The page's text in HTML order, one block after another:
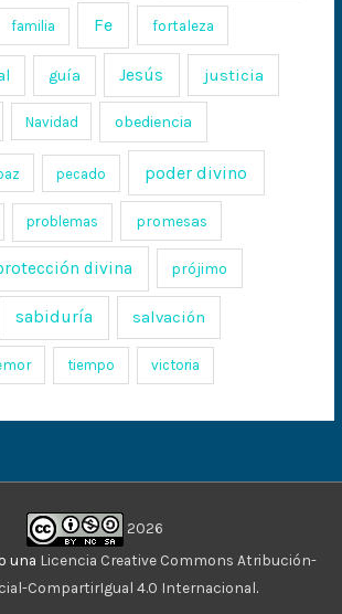
familia Fe fortaleza
guía Jesús justicia
Navidad obediencia
pecado poder divino
problemas promesas
divina prójimo
sabiduría salvación
tiempo victoria
2026
una Licencia Creative Commons Atribución-
CompartirIgual 4.0 Internacional.